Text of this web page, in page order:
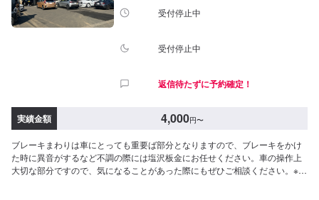
受付停止中
受付停止中
返信待たずに予約確定！
実績金額 4,000円〜
ブレーキまわりは車にとっても重要ば部分となりますので、ブレーキをかけ
た時に異音がするなど不調の際には塩沢板金にお任せください。車の操作上
大切な部分ですので、気になることがあった際にもぜひご相談ください。※価